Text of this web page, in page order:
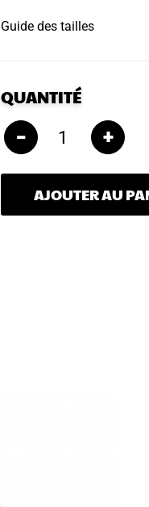
Guide des tailles
QUANTITÉ
– +
AJOUTER AU